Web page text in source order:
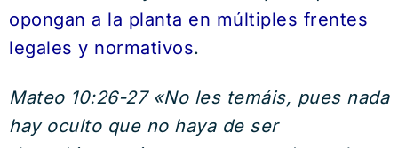
opongan a la planta en múltiples frentes
legales y normativos.
Mateo 10:26-27 «No les temáis, pues nada
hay oculto que no haya de ser